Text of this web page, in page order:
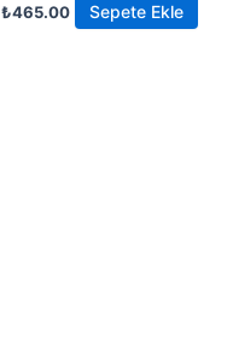
₺465.00 Sepete Ekle